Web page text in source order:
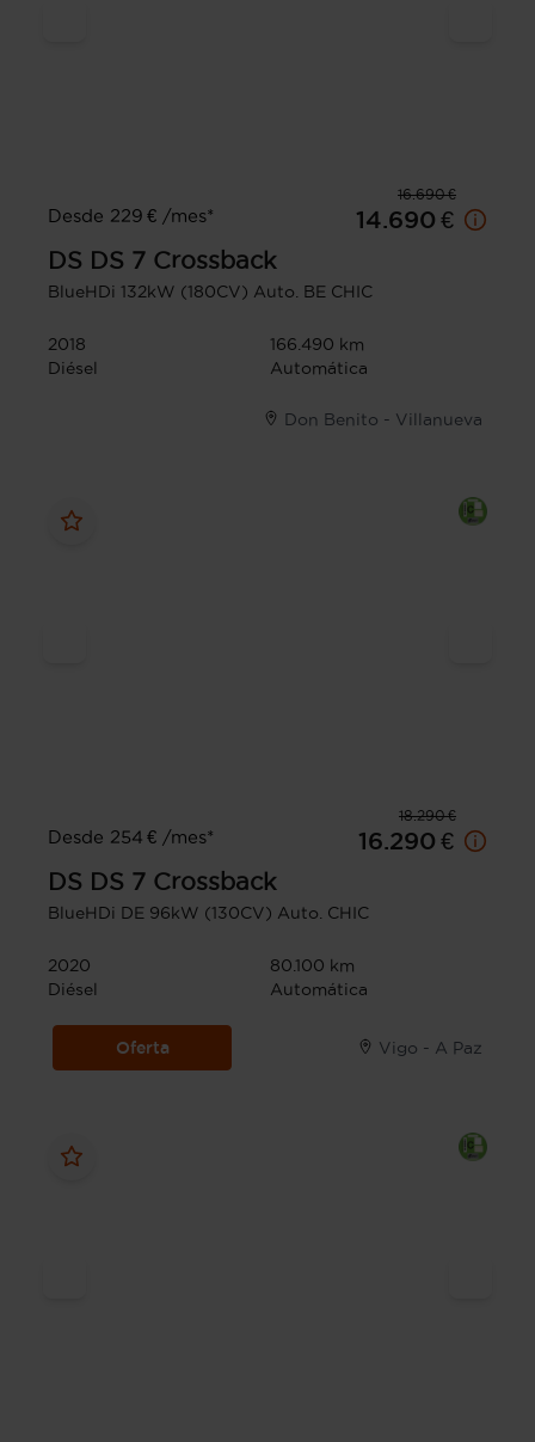
16.690 €
Desde 229 € /mes*
14.690 €
DS DS 7 Crossback
BlueHDi 132kW (180CV) Auto. BE CHIC
2018
166.490 km
Diésel
Automática
Don Benito - Villanueva
18.290 €
Desde 254 € /mes*
16.290 €
DS DS 7 Crossback
BlueHDi DE 96kW (130CV) Auto. CHIC
2020
80.100 km
Diésel
Automática
Oferta Vigo - A Paz